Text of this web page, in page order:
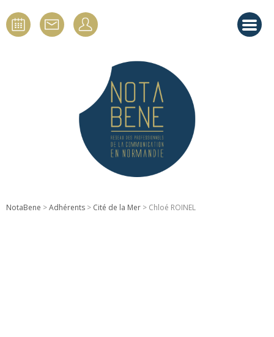
NotaBene >Adhérents > Cité de la Mer > Chloé ROINEL